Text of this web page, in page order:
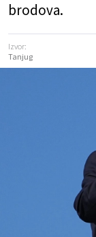
brodova.
Izvor:
Tanjug